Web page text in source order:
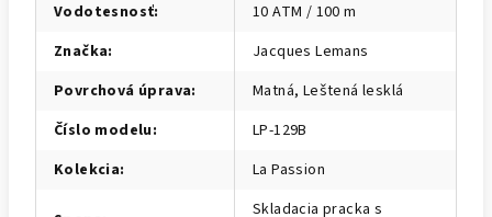
Vodotesnosť:
10 ATM / 100 m
Značka:
Jacques Lemans
Povrchová úprava:
Matná, Leštená lesklá
Číslo modelu:
LP-129B
Kolekcia: La Passion
Skladacia pracka s